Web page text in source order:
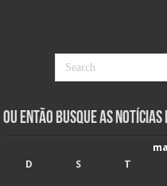
Ou Então Busque as Notícias
D
S T